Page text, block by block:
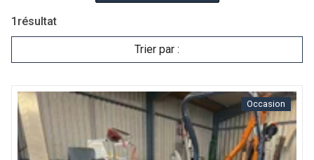
1 résultat
Trier par :
Occasion